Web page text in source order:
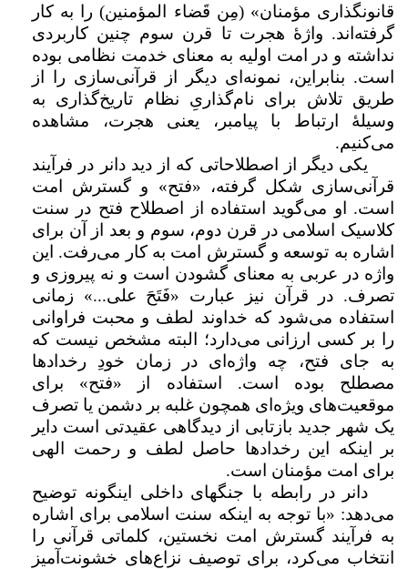
قانونگذاری مؤمنان» (مِن قَضاء المؤمنین) را به کار
گرفته‌­اند. واژهٔ هجرت تا قرن سوم چنین کاربردی
نداشته و در امت اولیه به معنای خدمت نظامی بوده
است. بنابراین، نمونه­‌ای دیگر از قرآنی‌سازی را از
طریق تلاش برای نام‌گذاریِ نظام تاریخ­‌گذاری به
وسیلهٔ ارتباط با پیامبر، یعنی هجرت، مشاهده
می‌کنیم.
یکی دیگر از اصطلاحاتی که از دید دانر در فرآیند
قرآنی‌سازی شکل‌ گرفته، «فتح» و گسترش امت
است. او می‌گوید استفاده از اصطلاح فتح در سنت
کلاسیک اسلامی در قرن دوم، سوم و بعد از آن برای
اشاره به توسعه و گسترش امت به کار می‌رفت. این
واژه در عربی به معنای گشودن است و نه پیروزی و
تصرف. در قرآن نیز عبارت «فَتَحَ علی...» زمانی
استفاده می‌­شود که خداوند لطف و محبت فراوانی
را بر کسی ارزانی می‌­دارد؛ البته مشخص نیست که
به جای فتح، چه واژه‌ای در زمان خودِ رخداد­ها
مصطلح بوده است. استفاده از «فتح» برای
موقعیت‌های ویژه‌ای همچون غلبه بر دشمن یا تصرف
یک شهر جدید بازتابی از دیدگاهی عقیدتی است دایر
بر اینکه این رخداد­ها حاصل لطف و رحمت الهی
برای امت مؤمنان است.
دانر در رابطه با جنگ­های داخلی این­گونه توضیح
می‌‌­دهد: «با توجه به اینکه سنت اسلامی برای اشاره
به فرآیند گسترش امت نخستین، کلماتی قرآنی را
انتخاب می‌کرد، برای توصیف نزاع‌­های خشونت‌­آمیز